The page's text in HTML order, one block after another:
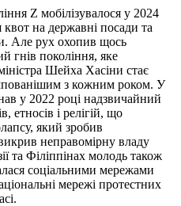
Z мобілізувалося у 2024
на державні посади та
Але рух охопив щось
гнів покоління, яке
Шейха Хасіни стає
з кожним роком. У
у 2022 році надзвичайний
етносів і релігій, що
який зробив
неправомірну владу
та Філіппінах молодь також
соціальними мережами
мережі протестних